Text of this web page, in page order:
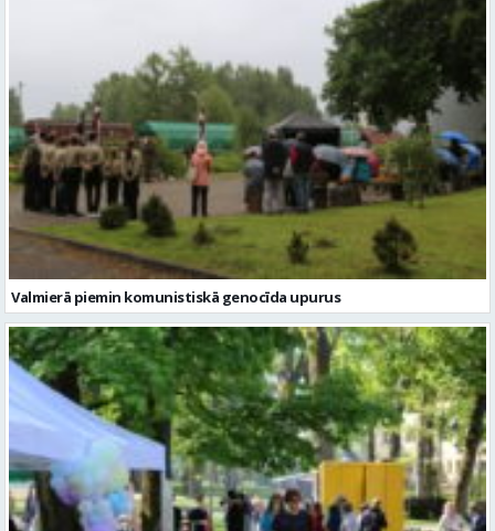
Valmierā piemin komunistiskā genocīda upurus